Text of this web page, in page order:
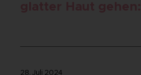
28. Juli 2024